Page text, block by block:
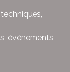
événements,